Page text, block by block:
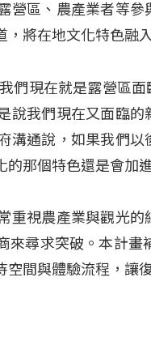
營區、農產業者等
將在地文化特色融
們現在就是露營區
說我們現在又面臨
溝通說，如果我們
那個特色還是會加進
重視農產業與觀光
來尋求突破。本計
間與體驗流程，讓